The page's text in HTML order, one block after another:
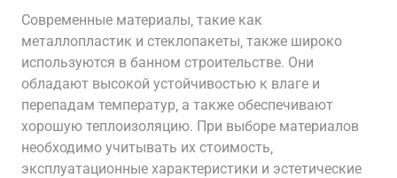
Современные материалы‚ такие как
металлопластик и стеклопакеты‚ также широко
используются в банном строительстве. Они
обладают высокой устойчивостью к влаге и
перепадам температур‚ а также обеспечивают
хорошую теплоизоляцию. При выборе материалов
необходимо учитывать их стоимость‚
эксплуатационные характеристики и эстетические